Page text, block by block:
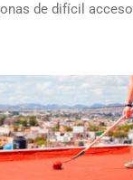
de difícil acceso